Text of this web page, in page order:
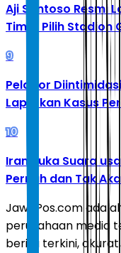
Aji Santoso Resmi
Timur Pilih Stadion
9
Pelapor
Laporkan Kasus
10
Iran Buka Suara
Pernah dan Tak
JawaPos.com
perusahaan media
berita terkini,